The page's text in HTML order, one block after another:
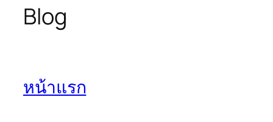
Blog
หน้าแรก